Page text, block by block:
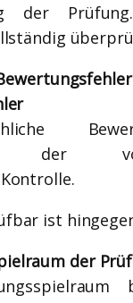
der
der
ist
der